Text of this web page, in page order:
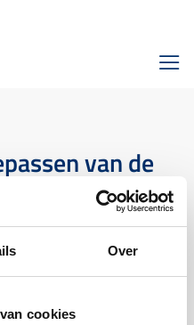
Over
cookies
van de
rekening
in de